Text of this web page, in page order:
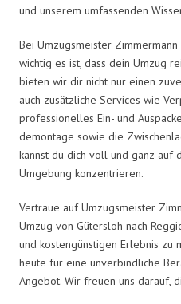
und unserem umfassenden
Bei Umzugsmeister
wichtig es ist, dass dein Umzug
bieten wir dir nicht nur einen
auch zusätzliche Services wie
professionelles Ein- und
demontage sowie die
kannst du dich voll und ganz auf
Umgebung konzentrieren.
Vertraue auf Umzugsmeister
Umzug von Gütersloh nach
und kostengünstigen Erlebnis zu
heute für eine unverbindliche
Angebot. Wir freuen uns darauf,